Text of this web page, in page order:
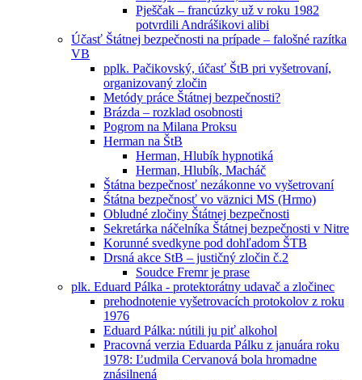
Pješčak – francúzky už v roku 1982
potvrdili Andrášikovi alibi
Účasť Štátnej bezpečnosti na prípade – falošné razítka
VB
pplk. Pačikovský, účasť ŠtB pri vyšetrovaní,
organizovaný zločin
Metódy práce Štátnej bezpečnosti?
Brázda – rozklad osobnosti
Pogrom na Milana Proksu
Herman na ŠtB
Herman, Hlubík hypnotiká
Herman, Hlubík, Macháč
Štátna bezpečnosť nezákonne vo vyšetrovaní
Śtátna bezpečnosť vo väznici MS (Hrmo)
Obludné zločiny Štátnej bezpečnosti
Sekretárka náčelníka Štátnej bezpečnosti v Nitre
Korunné svedkyne pod dohľadom ŠTB
Drsná akce StB – justičný zločin č.2
Soudce Fremr je prase
plk. Eduard Pálka - protektorátny udavač a zločinec
prehodnotenie vyšetrovacích protokolov z roku
1976
Eduard Pálka: nútili ju piť alkohol
Pracovná verzia Eduarda Pálku z januára roku
1978: Ľudmila Cervanová bola hromadne
znásilnená